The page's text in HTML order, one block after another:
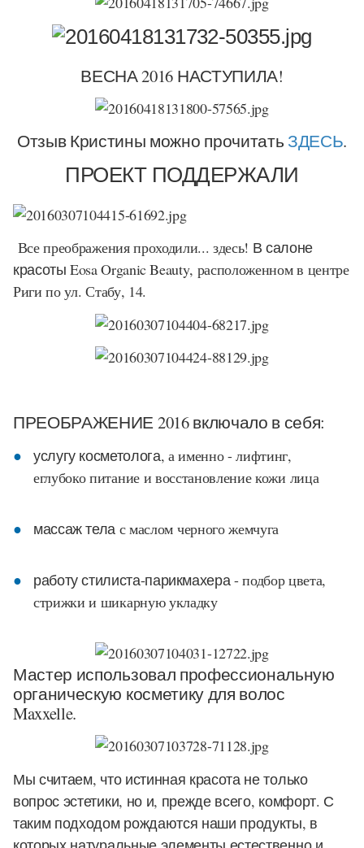
ВЕСНА 2016 НАСТУПИЛА!
Отзыв Кристины можно прочитать ЗДЕСЬ.
ПРОЕКТ ПОДДЕРЖАЛИ
Все преображения проходили... здесь! В салоне
красоты Eosa Organic Beauty, расположенном в центре
Риги по ул. Стабу, 14.
ПРЕОБРАЖЕНИЕ 2016 включало в себя:
услугу косметолога, а именно - лифтинг,
еглубоко питание и восстановление кожи лица
массаж тела с маслом черного жемчуга
работу стилиста-парикмахера - подбор цвета,
стрижки и шикарную укладку
Мастер использовал профессиональную
органическую косметику для волос
Maxxelle.
Мы считаем, что истинная красота не только
вопрос эстетики, но и, прежде всего, комфорт. С
таким подходом рождаются наши продукты, в